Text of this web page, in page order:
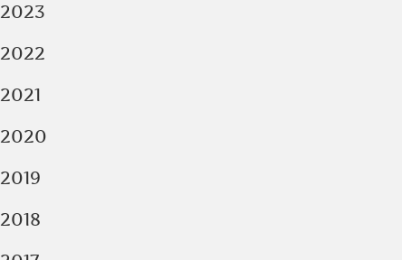
2023
2022
2021
2020
2019
2018